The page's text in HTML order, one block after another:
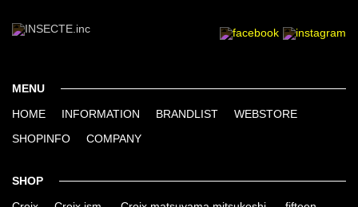
MENU
HOME INFORMATION BRANDLIST WEBSTORE
SHOPINFO COMPANY
SHOP